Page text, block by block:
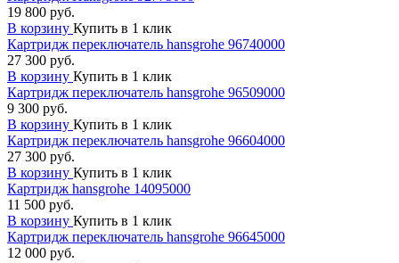
19 800 руб.
В корзину Купить в 1 клик
Картридж переключатель hansgrohe 96740000
27 300 руб.
В корзину Купить в 1 клик
Картридж переключатель hansgrohe 96509000
9 300 руб.
В корзину Купить в 1 клик
Картридж переключатель hansgrohe 96604000
27 300 руб.
В корзину Купить в 1 клик
Картридж hansgrohe 14095000
11 500 руб.
В корзину Купить в 1 клик
Картридж переключатель hansgrohe 96645000
12 000 руб.